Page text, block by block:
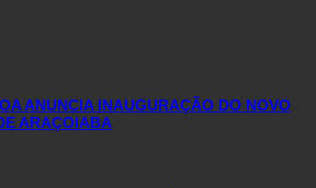
ANUNCIA INAUGURAÇÃO DO NOVO
ARAÇOIABA